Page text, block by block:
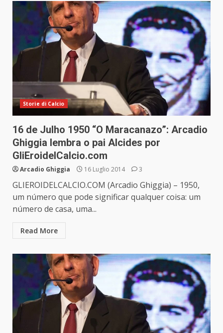
Storie di Calcio
16 de Julho 1950 “O Maracanazo”: Arcadio
Ghiggia lembra o pai Alcides por
GliEroidelCalcio.com
Arcadio Ghiggia 16 Luglio 2014 3
GLIEROIDELCALCIO.COM (Arcadio Ghiggia) – 1950,
um número que pode significar qualquer coisa: um
número de casa, uma...
Read More